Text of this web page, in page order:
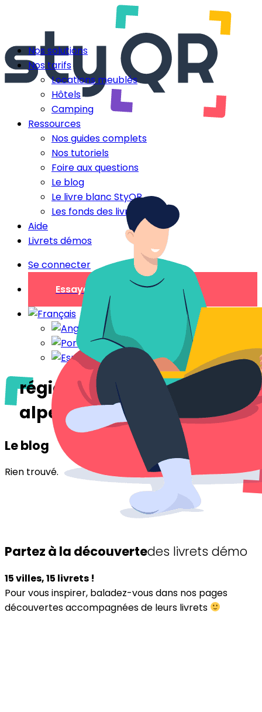
Nos solutions
Nos tarifs
Locations meublés
Hôtels
Camping
Ressources
Nos guides complets
Nos tutoriels
Foire aux questions
Le blog
Le livre blanc StyQR
Les fonds des livrets
Aide
Livrets démos
Se connecter
Essayer gratuitement
région auvergne-rhône-
alpes
Le blog
Rien trouvé.
Partez à la découvertedes livrets démo
15 villes, 15 livrets !
Pour vous inspirer, baladez-vous dans nos pages
découvertes accompagnées de leurs livrets